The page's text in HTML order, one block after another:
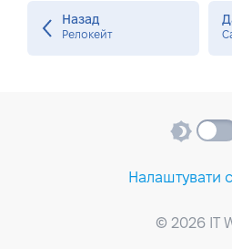
Назад
Релокейт
Налаштувати
© 2026 IT